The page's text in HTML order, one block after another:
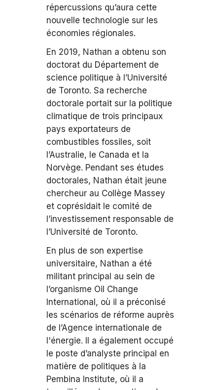
répercussions qu’aura cette
nouvelle technologie sur les
économies régionales.
En 2019, Nathan a obtenu son
doctorat du Département de
science politique à l’Université
de Toronto. Sa recherche
doctorale portait sur la politique
climatique de trois principaux
pays exportateurs de
combustibles fossiles, soit
l’Australie, le Canada et la
Norvège. Pendant ses études
doctorales, Nathan était jeune
chercheur au Collège Massey
et coprésidait le comité de
l’investissement responsable de
l’Université de Toronto.
En plus de son expertise
universitaire, Nathan a été
militant principal au sein de
l’organisme Oil Change
International, où il a préconisé
les scénarios de réforme auprès
de l’Agence internationale de
l'énergie. Il a également occupé
le poste d’analyste principal en
matière de politiques à la
Pembina Institute, où il a